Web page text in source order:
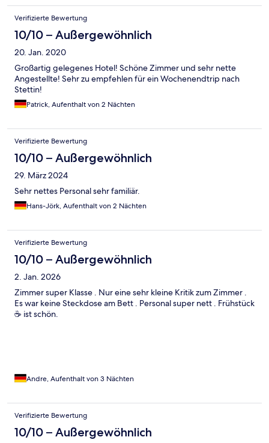
Verifizierte Bewertung
10/10 – Außergewöhnlich
20. Jan. 2020
Großartig gelegenes Hotel! Schöne Zimmer und sehr nette
Angestellte! Sehr zu empfehlen für ein Wochenendtrip nach
Stettin!
Patrick, Aufenthalt von 2 Nächten
Verifizierte Bewertung
10/10 – Außergewöhnlich
29. März 2024
Sehr nettes Personal sehr familiär.
Hans-Jörk, Aufenthalt von 2 Nächten
Verifizierte Bewertung
10/10 – Außergewöhnlich
2. Jan. 2026
Zimmer super Klasse . Nur eine sehr kleine Kritik zum Zimmer .
Es war keine Steckdose am Bett . Personal super nett . Frühstück
☕ ist schön.
Andre, Aufenthalt von 3 Nächten
Verifizierte Bewertung
10/10 – Außergewöhnlich